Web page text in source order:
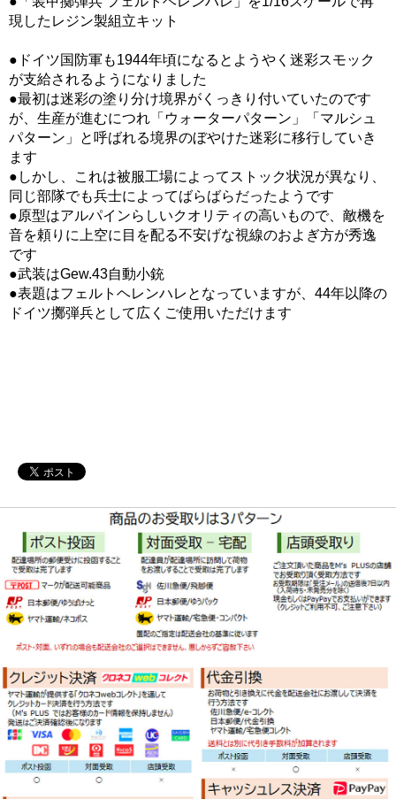
現したレジン製組立キット
●ドイツ国防軍も1944年頃になるとようやく迷彩スモック
が支給されるようになりました
●最初は迷彩の塗り分け境界がくっきり付いていたのです
が、生産が進むにつれ「ウォーターパターン」「マルシュ
パターン」と呼ばれる境界のぼやけた迷彩に移行していき
ます
●しかし、これは被服工場によってストック状況が異なり、
同じ部隊でも兵士によってばらばらだったようです
●原型はアルパインらしいクオリティの高いもので、敵機を
音を頼りに上空に目を配る不安げな視線のおよぎ方が秀逸
です
●武装はGew.43自動小銃
●表題はフェルトヘレンハレとなっていますが、44年以降の
ドイツ擲弾兵として広くご使用いただけます